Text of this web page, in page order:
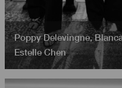
Poppy Delevingne,
Estelle Chen